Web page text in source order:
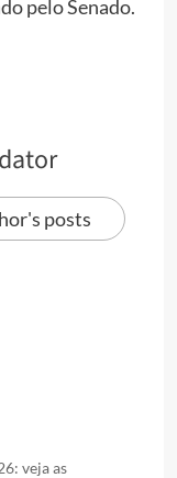
pelo Senado.
posts
veja as